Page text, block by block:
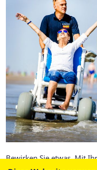
Bewirken Sie etwas. Mit